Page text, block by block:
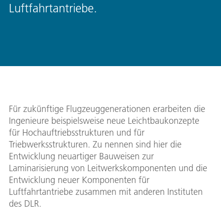
Luftfahrtantriebe.
Für zukünftige Flugzeuggenerationen erarbeiten die
Ingenieure beispielsweise neue Leichtbaukonzepte
für Hochauftriebsstrukturen und für
Triebwerksstrukturen. Zu nennen sind hier die
Entwicklung neuartiger Bauweisen zur
Laminarisierung von Leitwerkskomponenten und die
Entwicklung neuer Komponenten für
Luftfahrtantriebe zusammen mit anderen Instituten
des DLR.